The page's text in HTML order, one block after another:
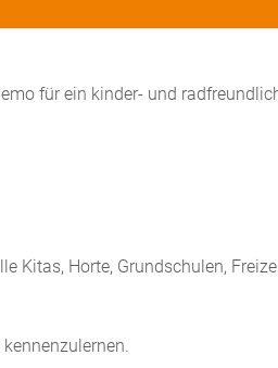
für ein kinder- und
Kitas, Horte, Grundschulen,